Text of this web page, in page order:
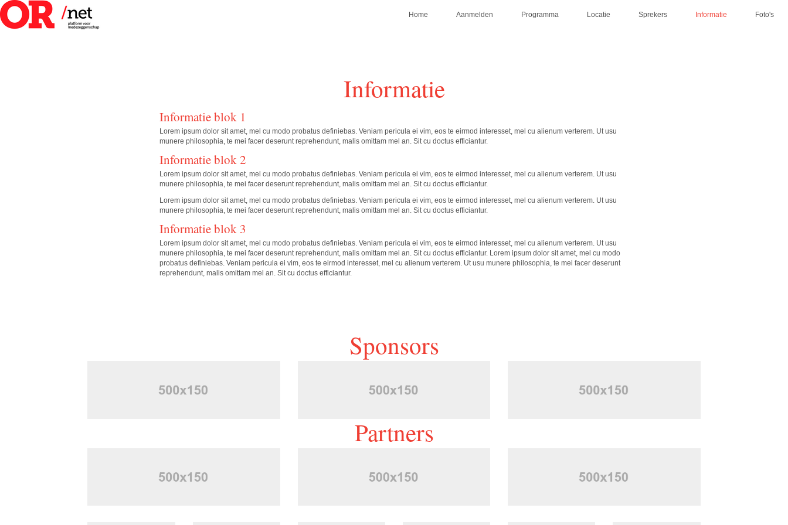
Home Aanmelden Programma Locatie Sprekers Informatie Foto's
Informatie
Informatie blok 1
Lorem ipsum dolor sit amet, mel cu modo probatus definiebas. Veniam pericula ei vim, eos te eirmod interesset, mel cu alienum verterem. Ut usu
munere philosophia, te mei facer deserunt reprehendunt, malis omittam mel an. Sit cu doctus efficiantur.
Informatie blok 2
Lorem ipsum dolor sit amet, mel cu modo probatus definiebas. Veniam pericula ei vim, eos te eirmod interesset, mel cu alienum verterem. Ut usu
munere philosophia, te mei facer deserunt reprehendunt, malis omittam mel an. Sit cu doctus efficiantur.
Lorem ipsum dolor sit amet, mel cu modo probatus definiebas. Veniam pericula ei vim, eos te eirmod interesset, mel cu alienum verterem. Ut usu
munere philosophia, te mei facer deserunt reprehendunt, malis omittam mel an. Sit cu doctus efficiantur.
Informatie blok 3
Lorem ipsum dolor sit amet, mel cu modo probatus definiebas. Veniam pericula ei vim, eos te eirmod interesset, mel cu alienum verterem. Ut usu
munere philosophia, te mei facer deserunt reprehendunt, malis omittam mel an. Sit cu doctus efficiantur. Lorem ipsum dolor sit amet, mel cu modo
probatus definiebas. Veniam pericula ei vim, eos te eirmod interesset, mel cu alienum verterem. Ut usu munere philosophia, te mei facer deserunt
reprehendunt, malis omittam mel an. Sit cu doctus efficiantur.
Sponsors
Partners